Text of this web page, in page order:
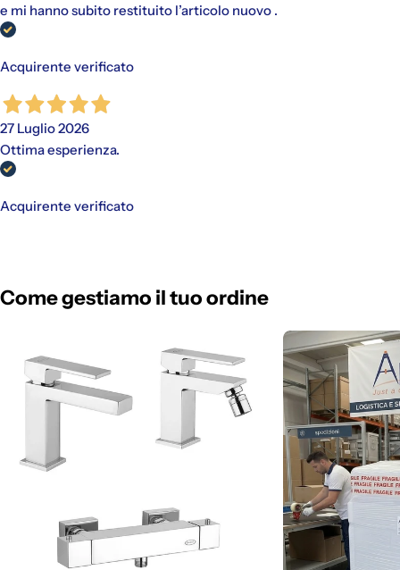
e mi hanno subito restituito l’articolo nuovo .
Acquirente verificato
27 Luglio 2026
Ottima esperienza.
Acquirente verificato
Come gestiamo il tuo ordine